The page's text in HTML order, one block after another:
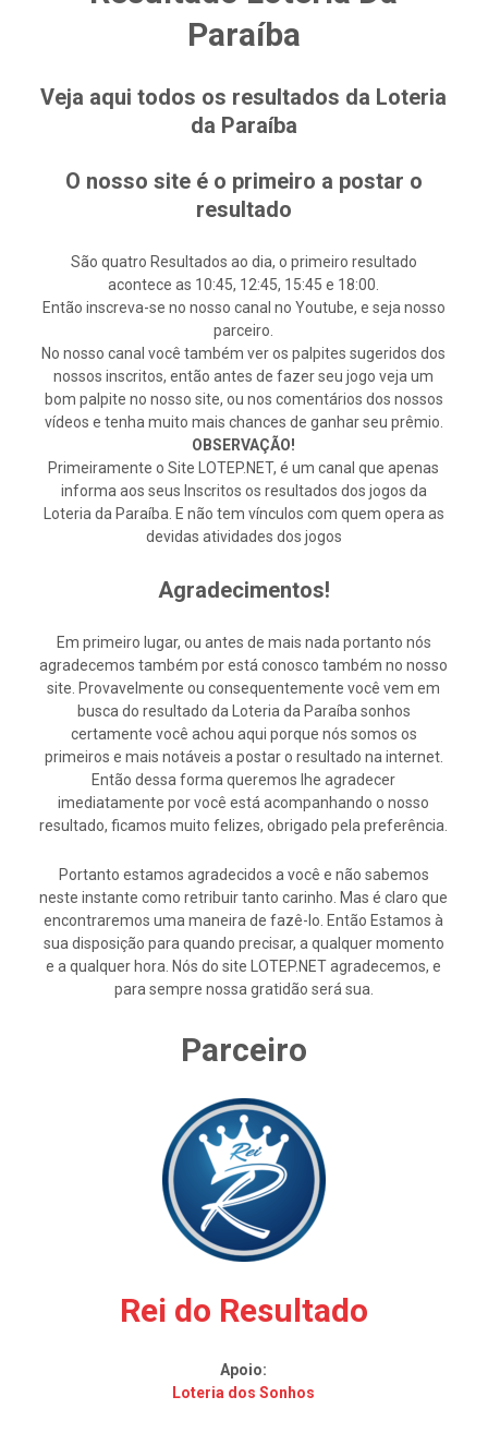
Paraíba
Veja aqui todos os resultados da Loteria
da Paraíba
O nosso site é o primeiro a postar o
resultado
São quatro Resultados ao dia, o primeiro resultado
acontece as 10:45, 12:45, 15:45 e 18:00.
Então inscreva-se no nosso canal no Youtube, e seja nosso
parceiro.
No nosso canal você também ver os palpites sugeridos dos
nossos inscritos, então antes de fazer seu jogo veja um
bom palpite no nosso site, ou nos comentários dos nossos
vídeos e tenha muito mais chances de ganhar seu prêmio.
OBSERVAÇÃO!
Primeiramente o Site LOTEP.NET, é um canal que apenas
informa aos seus Inscritos os resultados dos jogos da
Loteria da Paraíba. E não tem vínculos com quem opera as
devidas atividades dos jogos
Agradecimentos!
Em primeiro lugar, ou antes de mais nada portanto nós
agradecemos também por está conosco também no nosso
site. Provavelmente ou consequentemente você vem em
busca do resultado da Loteria da Paraíba sonhos
certamente você achou aqui porque nós somos os
primeiros e mais notáveis a postar o resultado na internet.
Então dessa forma queremos lhe agradecer
imediatamente por você está acompanhando o nosso
resultado, ficamos muito felizes, obrigado pela preferência.
Portanto estamos agradecidos a você e não sabemos
neste instante como retribuir tanto carinho. Mas é claro que
encontraremos uma maneira de fazê-lo. Então Estamos à
sua disposição para quando precisar, a qualquer momento
e a qualquer hora. Nós do site LOTEP.NET agradecemos, e
para sempre nossa gratidão será sua.
Parceiro
Rei do Resultado
Apoio:
Loteria dos Sonhos